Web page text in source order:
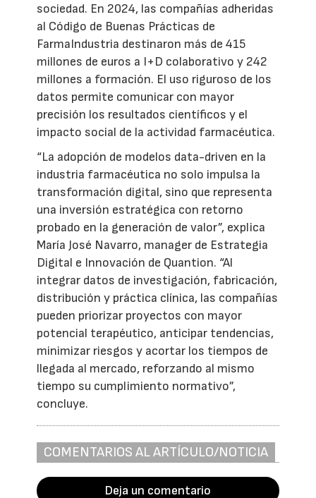
sociedad. En 2024, las compañías adheridas
al Código de Buenas Prácticas de
FarmaIndustria destinaron más de 415
millones de euros a I+D colaborativo y 242
millones a formación. El uso riguroso de los
datos permite comunicar con mayor
precisión los resultados científicos y el
impacto social de la actividad farmacéutica.
“La adopción de modelos data-driven en la
industria farmacéutica no solo impulsa la
transformación digital, sino que representa
una inversión estratégica con retorno
probado en la generación de valor”, explica
María José Navarro, manager de Estrategia
Digital e Innovación de Quantion. “Al
integrar datos de investigación, fabricación,
distribución y práctica clínica, las compañías
pueden priorizar proyectos con mayor
potencial terapéutico, anticipar tendencias,
minimizar riesgos y acortar los tiempos de
llegada al mercado, reforzando al mismo
tiempo su cumplimiento normativo”,
concluye.
COMENTARIOS AL ARTÍCULO/NOTICIA
Deja un comentario